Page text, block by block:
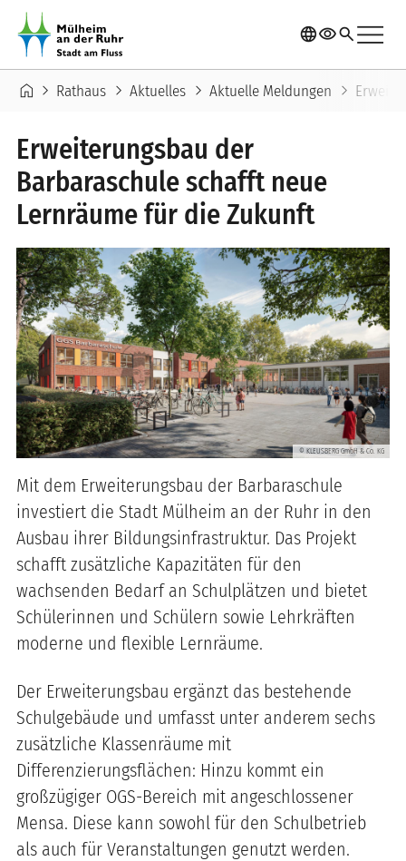
Direkt zum Inhalt
languagevisibilitysearchmenu
Pfadnavigation
home chevron_right Rathaus chevron_right Aktuelles chevron_right Aktuelle Meldungen chevron_right
Erweiterungsbau der
Barbaraschule schafft neue
Lernräume für die Zukunft
© KLEUSBERG GmbH & Co. KG
Mit dem Erweiterungsbau der Barbaraschule
investiert die Stadt Mülheim an der Ruhr in den
Ausbau ihrer Bildungsinfrastruktur. Das Projekt
schafft zusätzliche Kapazitäten für den
wachsenden Bedarf an Schulplätzen und bietet
Schülerinnen und Schülern sowie Lehrkräften
moderne und flexible Lernräume.
Der Erweiterungsbau ergänzt das bestehende
Schulgebäude und umfasst unter anderem sechs
zusätzliche Klassenräume mit
Differenzierungsflächen: Hinzu kommt ein
großzügiger OGS-Bereich mit angeschlossener
Mensa. Diese kann sowohl für den Schulbetrieb
als auch für Veranstaltungen genutzt werden.